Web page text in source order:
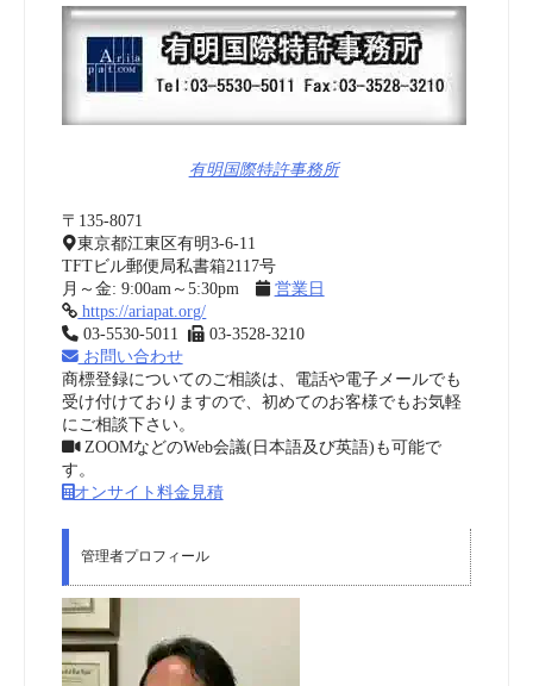
有明国際特許事務所
〒135-8071
東京都江東区有明3-6-11
TFTビル郵便局私書箱2117号
月～金: 9:00am～5:30pm
営業日
https://ariapat.org/
03-5530-5011
03-3528-3210
お問い合わせ
商標登録についてのご相談は、電話や電子メールでも
受け付けておりますので、初めてのお客様でもお気軽
にご相談下さい。
ZOOMなどのWeb会議(日本語及び英語)も可能で
す。
オンサイト料金見積
管理者プロフィール